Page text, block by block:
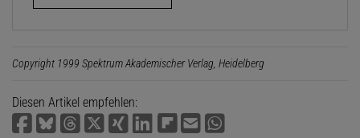
Copyright 1999 Spektrum Akademischer Verlag, Heidelberg
Diesen Artikel empfehlen: